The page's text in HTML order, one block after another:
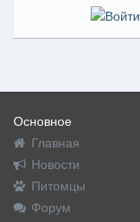
Основное
Главная
Новости
Питомцы
Форум